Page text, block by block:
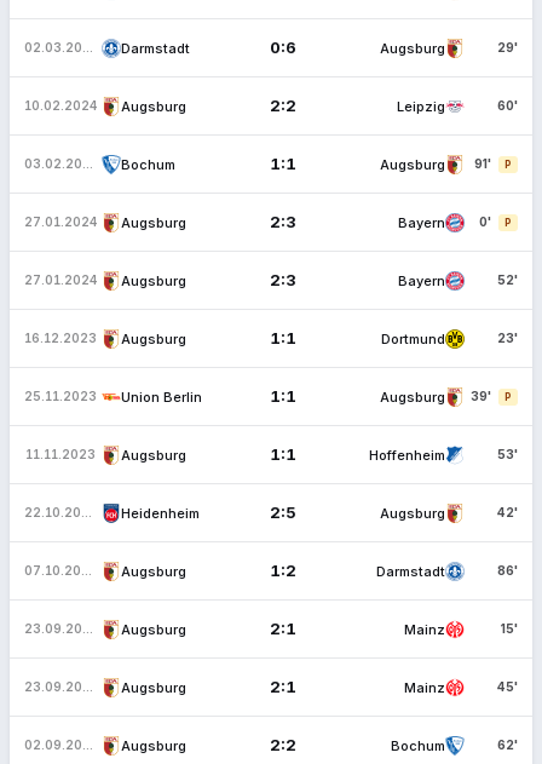
Darmstadt 0:6 Augsburg 29'
10.02.2024 Augsburg 2:2 Leipzig 60'
Bochum 1:1 Augsburg 91' P
27.01.2024 Augsburg 2:3 Bayern 0' P
27.01.2024 Augsburg 2:3 Bayern 52'
16.12.2023 Augsburg 1:1 Dortmund 23'
25.11.2023 Union Berlin 1:1 Augsburg 39' P
11.11.2023 Augsburg 1:1 Hoffenheim 53'
Heidenheim 2:5 Augsburg 42'
Augsburg 1:2 Darmstadt 86'
Augsburg 2:1 Mainz 15'
Augsburg 2:1 Mainz 45'
Augsburg 2:2 Bochum 62'